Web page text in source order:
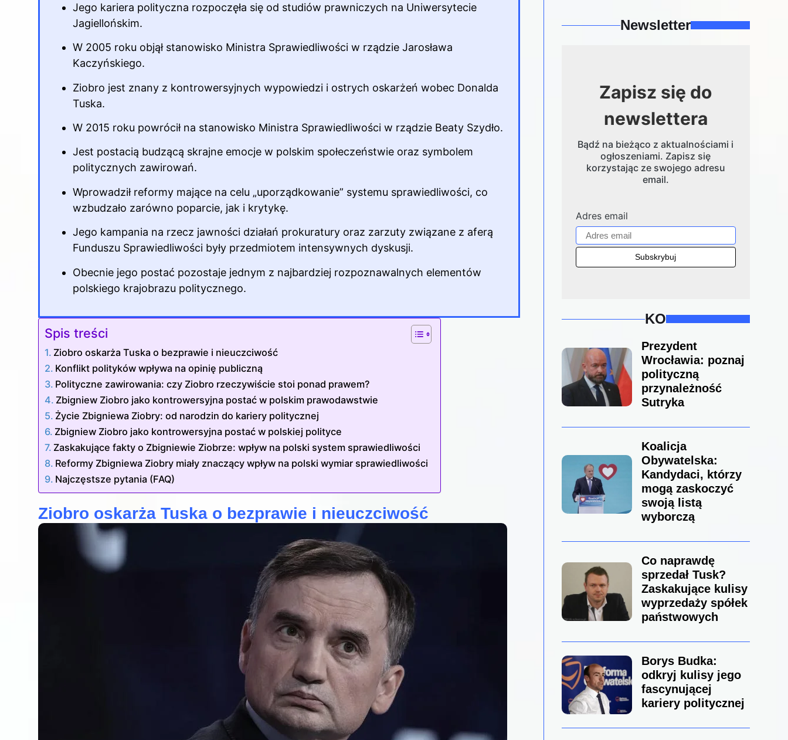
Jego kariera polityczna rozpoczęła się od studiów prawniczych na Uniwersytecie
Jagiellońskim.
W 2005 roku objął stanowisko Ministra Sprawiedliwości w rządzie Jarosława
Kaczyńskiego.
Ziobro jest znany z kontrowersyjnych wypowiedzi i ostrych oskarżeń wobec Donalda
Tuska.
W 2015 roku powrócił na stanowisko Ministra Sprawiedliwości w rządzie Beaty Szydło.
Jest postacią budzącą skrajne emocje w polskim społeczeństwie oraz symbolem
politycznych zawirowań.
Wprowadził reformy mające na celu „uporządkowanie” systemu sprawiedliwości, co
wzbudzało zarówno poparcie, jak i krytykę.
Jego kampania na rzecz jawności działań prokuratury oraz zarzuty związane z aferą
Funduszu Sprawiedliwości były przedmiotem intensywnych dyskusji.
Obecnie jego postać pozostaje jednym z najbardziej rozpoznawalnych elementów
polskiego krajobrazu politycznego.
Spis treści
Ziobro oskarża Tuska o bezprawie i nieuczciwość
Konflikt polityków wpływa na opinię publiczną
Polityczne zawirowania: czy Ziobro rzeczywiście stoi ponad prawem?
Zbigniew Ziobro jako kontrowersyjna postać w polskim prawodawstwie
Życie Zbigniewa Ziobry: od narodzin do kariery politycznej
Zbigniew Ziobro jako kontrowersyjna postać w polskiej polityce
Zaskakujące fakty o Zbigniewie Ziobrze: wpływ na polski system sprawiedliwości
Reformy Zbigniewa Ziobry miały znaczący wpływ na polski wymiar sprawiedliwości
Najczęstsze pytania (FAQ)
Ziobro oskarża Tuska o bezprawie i nieuczciwość
Newsletter
Zapisz się do
newslettera
Bądź na bieżąco z aktualnościami i
ogłoszeniami. Zapisz się
korzystając ze swojego adresu
email.
Adres email
KO
Prezydent
Wrocławia: poznaj
polityczną
przynależność
Sutryka
Koalicja
Obywatelska:
Kandydaci, którzy
mogą zaskoczyć
swoją listą
wyborczą
Co naprawdę
sprzedał Tusk?
Zaskakujące kulisy
wyprzedaży spółek
państwowych
Borys Budka:
odkryj kulisy jego
fascynującej
kariery politycznej